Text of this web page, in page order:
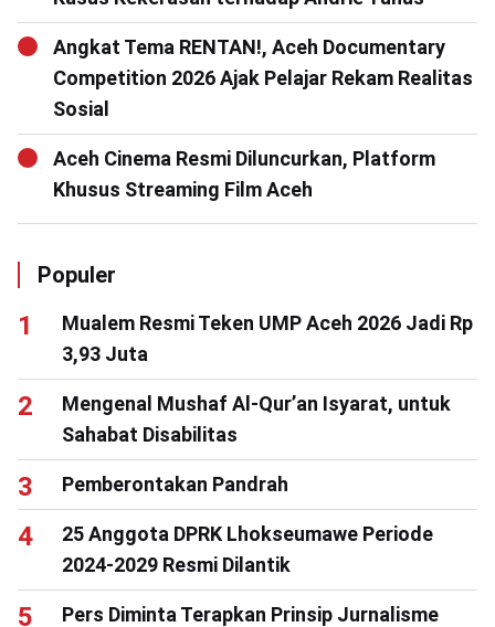
Angkat Tema RENTAN!, Aceh Documentary
Competition 2026 Ajak Pelajar Rekam Realitas
Sosial
Aceh Cinema Resmi Diluncurkan, Platform
Khusus Streaming Film Aceh
Populer
Mualem Resmi Teken UMP Aceh 2026 Jadi Rp
3,93 Juta
Mengenal Mushaf Al-Qur’an Isyarat, untuk
Sahabat Disabilitas
Pemberontakan Pandrah
25 Anggota DPRK Lhokseumawe Periode
2024-2029 Resmi Dilantik
Pers Diminta Terapkan Prinsip Jurnalisme